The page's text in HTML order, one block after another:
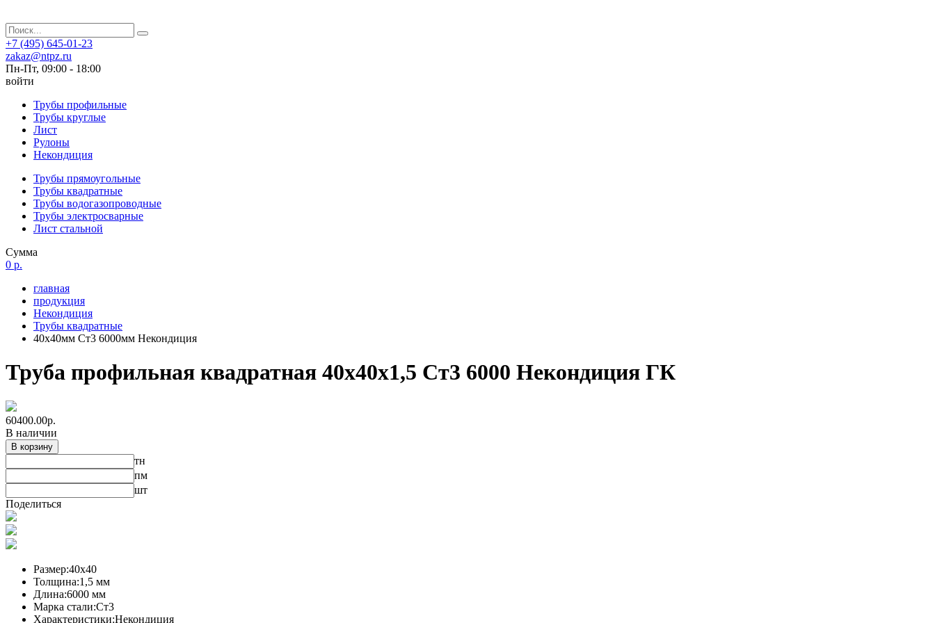
+7 (495) 645-01-23
zakaz@ntpz.ru
Пн-Пт, 09:00 - 18:00
войти
Трубы профильные
Трубы круглые
Лист
Рулоны
Некондиция
Трубы прямоугольные
Трубы квадратные
Трубы водогазопроводные
Трубы электросварные
Лист стальной
Сумма
0 р.
главная
продукция
Некондиция
Трубы квадратные
40х40мм Ст3 6000мм Некондиция
Труба профильная квадратная 40х40х1,5 Ст3 6000 Некондиция ГК
60400.00р.
В наличии
В корзину
тн
пм
шт
Поделиться
Размер:40х40
Толщина:1,5 мм
Длина:6000 мм
Марка стали:Ст3
Характеристики:Некондиция